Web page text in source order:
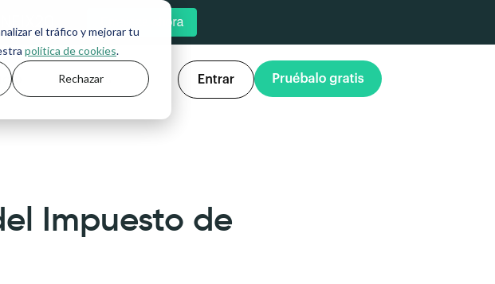
el tráfico y mejorar tu
política de cookies.
Rechazar
Recursos
Impuesto de